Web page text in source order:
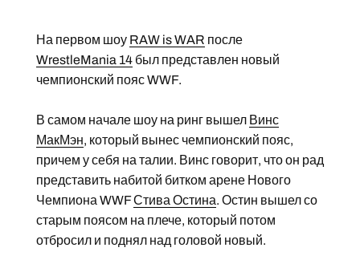
На первом шоу RAW is WAR после
WrestleMania 14был представлен новый
чемпионский пояс WWF.
В самом начале шоу на ринг вышел Винс
МакМэн, который вынес чемпионский пояс,
причем у себя на талии. Винс говорит, что он рад
представить набитой битком арене Нового
Чемпиона WWFСтива Остина. Остин вышел со
старым поясом на плече, который потом
отбросил и поднял над головой новый.